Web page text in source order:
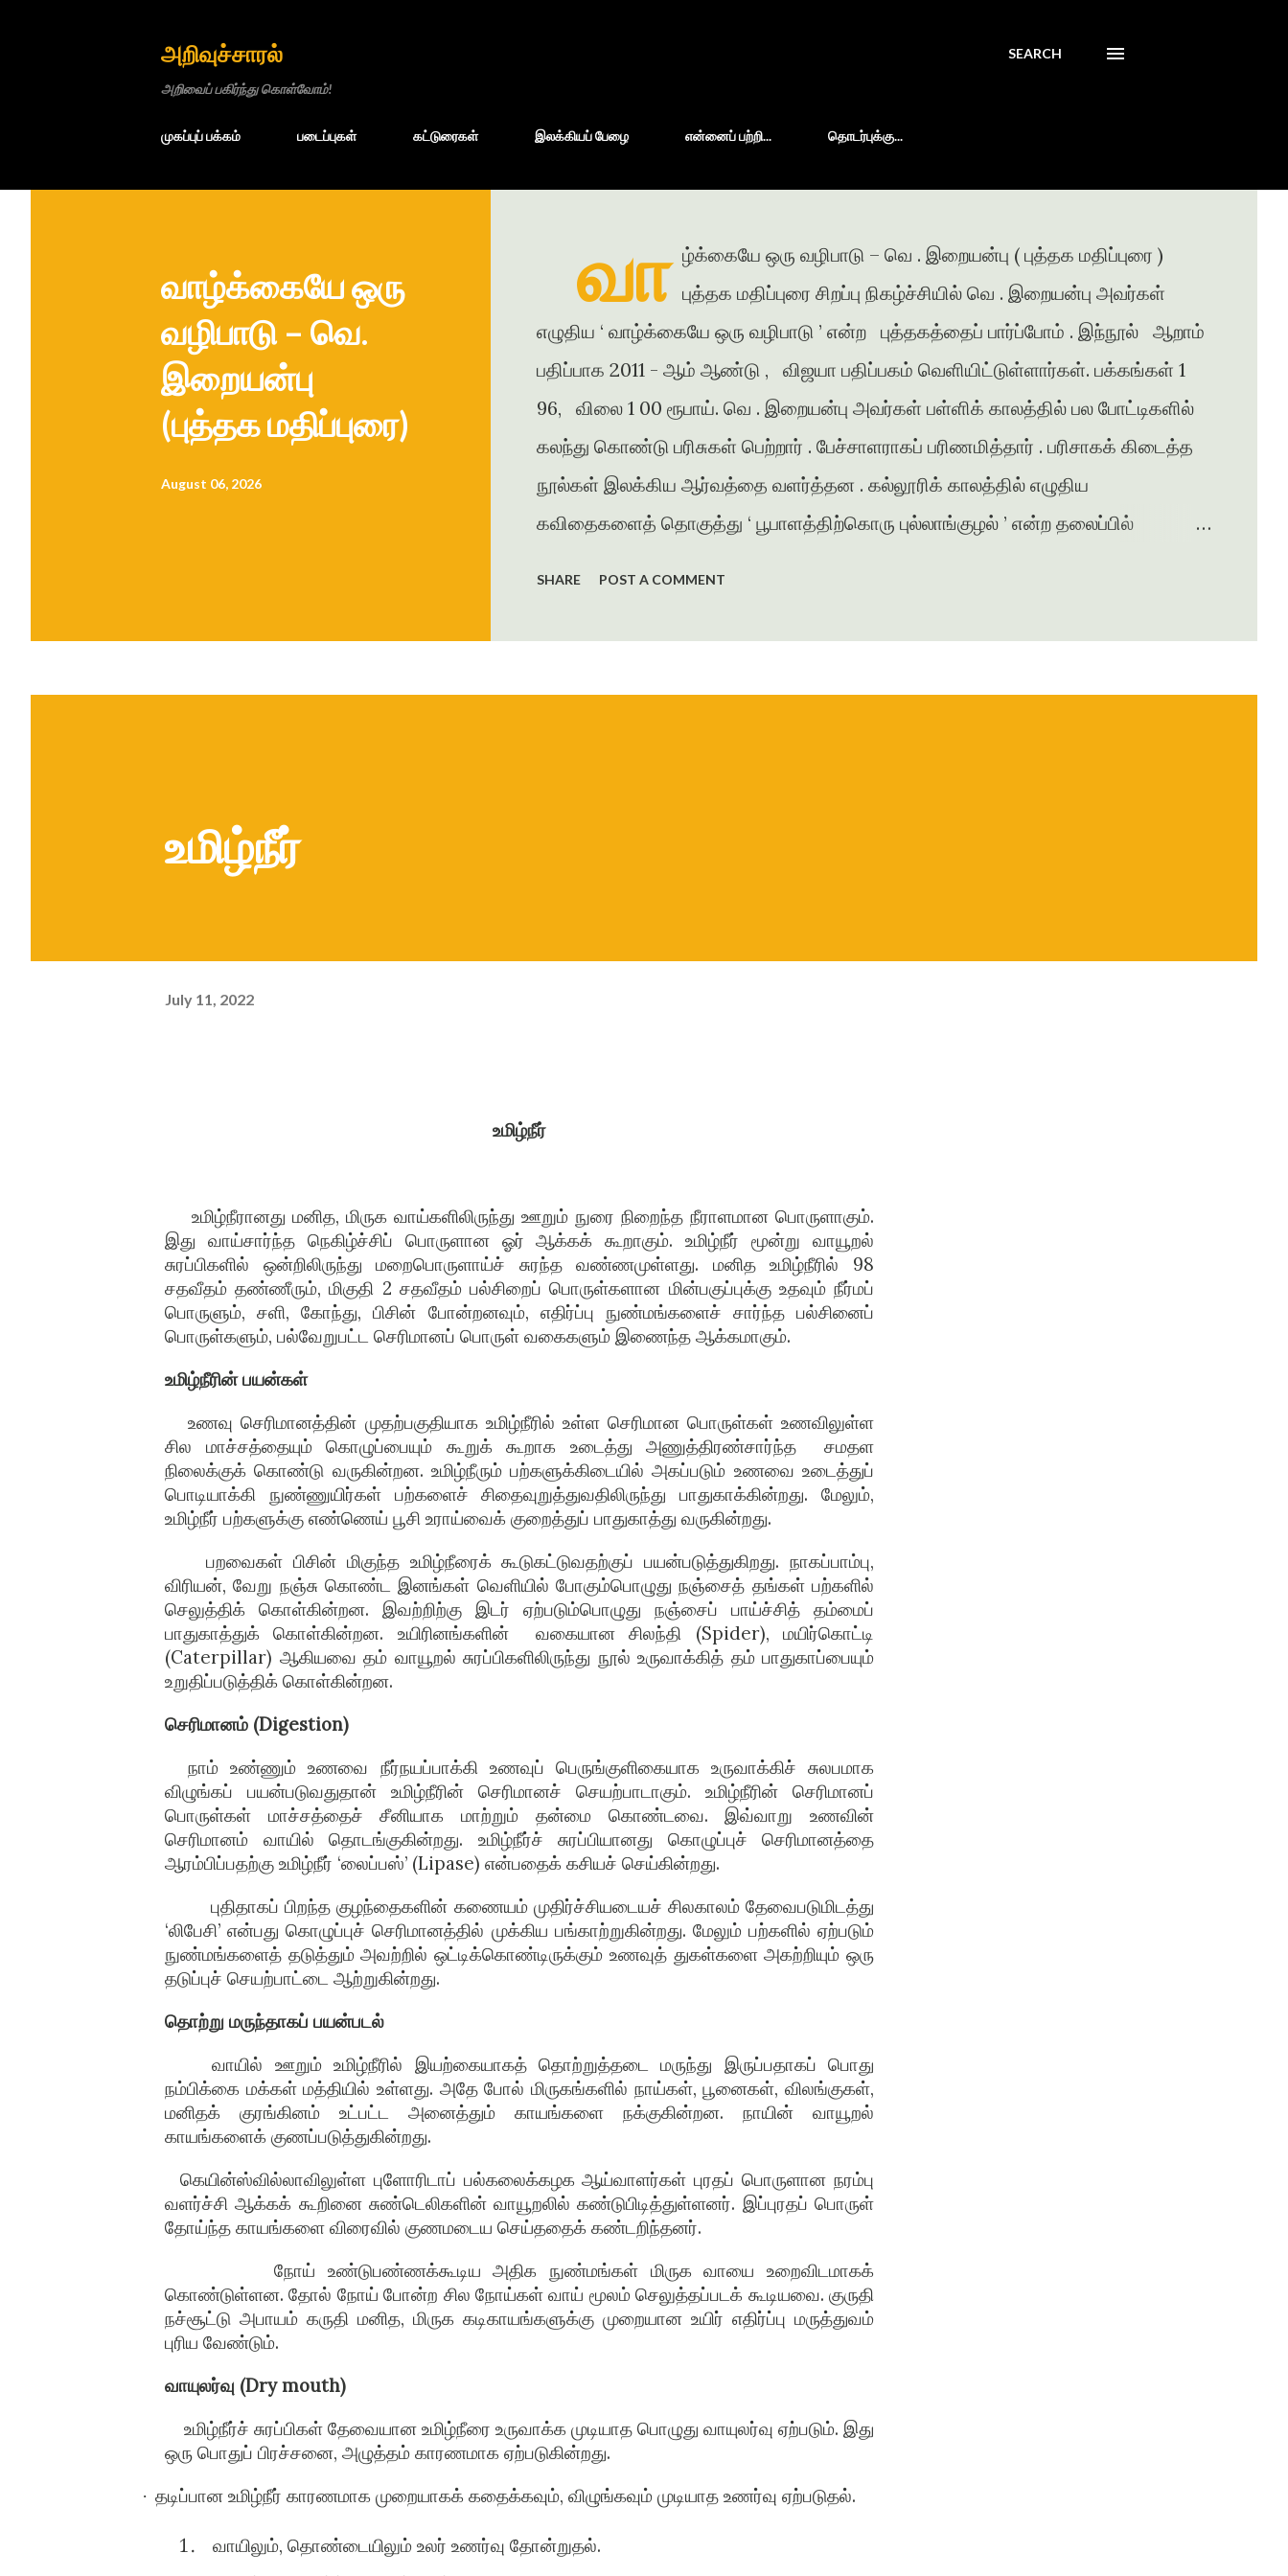
அறிவுச்சாரல்
அறிவைப் பகிர்ந்து கொள்வோம்!
SEARCH
முகப்புப் பக்கம் படைப்புகள் கட்டுரைகள் இலக்கியப் பேழை என்னைப் பற்றி... தொடர்புக்கு...
வாழ்க்கையே ஒரு
வழிபாடு – வெ.
இறையன்பு
(புத்தக மதிப்புரை)
August 06, 2026
வா ழ்க்கையே ஒரு வழிபாடு – வெ . இறையன்பு ( புத்தக மதிப்புரை )
புத்தக மதிப்புரை சிறப்பு நிகழ்ச்சியில் வெ . இறையன்பு அவர்கள்
எழுதிய ‘ வாழ்க்கையே ஒரு வழிபாடு ’ என்ற புத்தகத்தைப் பார்ப்போம் . இந்நூல் ஆறாம்
பதிப்பாக 2011 - ஆம் ஆண்டு , விஜயா பதிப்பகம் வெளியிட்டுள்ளார்கள். பக்கங்கள் 1
96, விலை 1 00 ரூபாய். வெ . இறையன்பு அவர்கள் பள்ளிக் காலத்தில் பல போட்டிகளில்
கலந்து கொண்டு பரிசுகள் பெற்றார் . பேச்சாளராகப் பரிணமித்தார் . பரிசாகக் கிடைத்த
நூல்கள் இலக்கிய ஆர்வத்தை வளர்த்தன . கல்லூரிக் காலத்தில் எழுதிய
கவிதைகளைத் தொகுத்து ‘ பூபாளத்திற்கொரு புல்லாங்குழல் ’ என்ற தலைப்பில்
கவிதை , கட்டுரைகளை எழுதியுள்ளார் . முதல் நாவல் ‘ ஆத்தங்கரை ஓரம் ‘
SHARE POST A COMMENT
உமிழ்நீர்
July 11, 2022
உமிழ்நீர்
உமிழ்நீரானது மனித, மிருக வாய்களிலிருந்து ஊறும் நுரை நிறைந்த நீராளமான பொருளாகும்.
இது வாய்சார்ந்த நெகிழ்ச்சிப் பொருளான ஓர் ஆக்கக் கூறாகும். உமிழ்நீர் மூன்று வாயூறல்
சுரப்பிகளில் ஒன்றிலிருந்து மறைபொருளாய்ச் சுரந்த வண்ணமுள்ளது. மனித உமிழ்நீரில் 98
சதவீதம் தண்ணீரும், மிகுதி 2 சதவீதம் பல்சிறைப் பொருள்களான மின்பகுப்புக்கு உதவும் நீர்மப்
பொருளும், சளி, கோந்து, பிசின் போன்றனவும், எதிர்ப்பு நுண்மங்களைச் சார்ந்த பல்சினைப்
பொருள்களும், பல்வேறுபட்ட செரிமானப் பொருள் வகைகளும் இணைந்த ஆக்கமாகும்.
உமிழ்நீரின் பயன்கள்
உணவு செரிமானத்தின் முதற்பகுதியாக உமிழ்நீரில் உள்ள செரிமான பொருள்கள் உணவிலுள்ள
சில மாச்சத்தையும் கொழுப்பையும் கூறுக் கூறாக உடைத்து அணுத்திரண்சார்ந்த
சமதள
நிலைக்குக் கொண்டு வருகின்றன. உமிழ்நீரும் பற்களுக்கிடையில் அகப்படும் உணவை உடைத்துப்
பொடியாக்கி நுண்ணுயிர்கள் பற்களைச் சிதைவுறுத்துவதிலிருந்து பாதுகாக்கின்றது. மேலும்,
உமிழ்நீர் பற்களுக்கு எண்ணெய் பூசி உராய்வைக் குறைத்துப் பாதுகாத்து வருகின்றது.
பறவைகள் பிசின் மிகுந்த உமிழ்நீரைக் கூடுகட்டுவதற்குப் பயன்படுத்துகிறது. நாகப்பாம்பு,
விரியன், வேறு நஞ்சு கொண்ட இனங்கள் வெளியில் போகும்பொழுது நஞ்சைத் தங்கள் பற்களில்
செலுத்திக் கொள்கின்றன. இவற்றிற்கு இடர் ஏற்படும்பொழுது நஞ்சைப் பாய்ச்சித் தம்மைப்
பாதுகாத்துக் கொள்கின்றன. உயிரினங்களின்
வகையான சிலந்தி (Spider), மயிர்கொட்டி
(Caterpillar) ஆகியவை தம் வாயூறல் சுரப்பிகளிலிருந்து நூல் உருவாக்கித் தம் பாதுகாப்பையும்
உறுதிப்படுத்திக் கொள்கின்றன.
செரிமானம் (Digestion)
நாம் உண்ணும் உணவை நீர்நயப்பாக்கி உணவுப் பெருங்குளிகையாக உருவாக்கிச் சுலபமாக
விழுங்கப் பயன்படுவதுதான் உமிழ்நீரின் செரிமானச் செயற்பாடாகும். உமிழ்நீரின் செரிமானப்
பொருள்கள் மாச்சத்தைச் சீனியாக மாற்றும் தன்மை கொண்டவை. இவ்வாறு உணவின்
செரிமானம் வாயில் தொடங்குகின்றது. உமிழ்நீர்ச் சுரப்பியானது கொழுப்புச் செரிமானத்தை
ஆரம்பிப்பதற்கு உமிழ்நீர் ‘லைப்பஸ்’ (Lipase) என்பதைக் கசியச் செய்கின்றது.
புதிதாகப் பிறந்த குழந்தைகளின் கணையம் முதிர்ச்சியடையச் சிலகாலம் தேவைபடுமிடத்து
‘லிபேசி’ என்பது கொழுப்புச் செரிமானத்தில் முக்கிய பங்காற்றுகின்றது. மேலும் பற்களில் ஏற்படும்
நுண்மங்களைத் தடுத்தும் அவற்றில் ஒட்டிக்கொண்டிருக்கும் உணவுத் துகள்களை அகற்றியும் ஒரு
தடுப்புச் செயற்பாட்டை ஆற்றுகின்றது.
தொற்று மருந்தாகப் பயன்படல்
வாயில் ஊறும் உமிழ்நீரில் இயற்கையாகத் தொற்றுத்தடை மருந்து இருப்பதாகப் பொது
நம்பிக்கை மக்கள் மத்தியில் உள்ளது. அதே போல் மிருகங்களில் நாய்கள், பூனைகள், விலங்குகள்,
மனிதக் குரங்கினம் உட்பட்ட அனைத்தும் காயங்களை நக்குகின்றன. நாயின் வாயூறல்
காயங்களைக் குணப்படுத்துகின்றது.
கெயின்ஸ்வில்லாவிலுள்ள புளோரிடாப் பல்கலைக்கழக ஆய்வாளர்கள் புரதப் பொருளான நரம்பு
வளர்ச்சி ஆக்கக் கூறினை சுண்டெலிகளின் வாயூறலில் கண்டுபிடித்துள்ளனர். இப்புரதப் பொருள்
தோய்ந்த காயங்களை விரைவில் குணமடைய செய்ததைக் கண்டறிந்தனர்.
நோய் உண்டுபண்ணக்கூடிய அதிக நுண்மங்கள் மிருக வாயை உறைவிடமாகக்
கொண்டுள்ளன. தோல் நோய் போன்ற சில நோய்கள் வாய் மூலம் செலுத்தப்படக் கூடியவை. குருதி
நச்சூட்டு அபாயம் கருதி மனித, மிருக கடிகாயங்களுக்கு முறையான உயிர் எதிர்ப்பு மருத்துவம்
புரிய வேண்டும்.
வாயுலர்வு (Dry mouth)
உமிழ்நீர்ச் சுரப்பிகள் தேவையான உமிழ்நீரை உருவாக்க முடியாத பொழுது வாயுலர்வு ஏற்படும். இது
ஒரு பொதுப் பிரச்சனை, அழுத்தம் காரணமாக ஏற்படுகின்றது.
· தடிப்பான உமிழ்நீர் காரணமாக முறையாகக் கதைக்கவும், விழுங்கவும் முடியாத உணர்வு ஏற்படுதல்.
வாயிலும், தொண்டையிலும் உலர் உணர்வு தோன்றுதல்.